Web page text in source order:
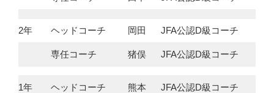
2年 ヘッドコーチ 岡田 JFA公認D級コーチ
専任コーチ 猪俣 JFA公認D級コーチ
1年 ヘッドコーチ 熊本 JFA公認D級コーチ